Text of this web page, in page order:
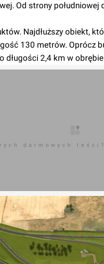
Od strony południowej
Najdłuższy obiekt,
130 metrów.
2,4 km w
darmowych teści?